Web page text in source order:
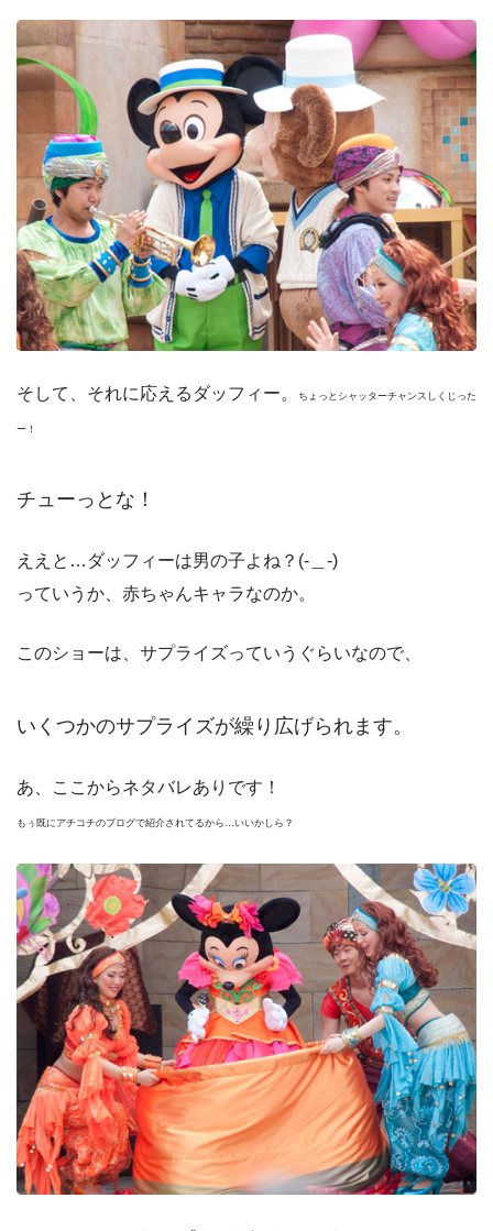
そして、それに応えるダッフィー。 ちょっとシャッターチャンスしくじった
ー！
チューっとな！
ええと…ダッフィーは男の子よね？(-＿-)
っていうか、赤ちゃんキャラなのか。
このショーは、サプライズっていうぐらいなので、
いくつかのサプライズが繰り広げられます。
あ、ここからネタバレありです！
もぅ既にアチコチのブログで紹介されてるから…いいかしら？